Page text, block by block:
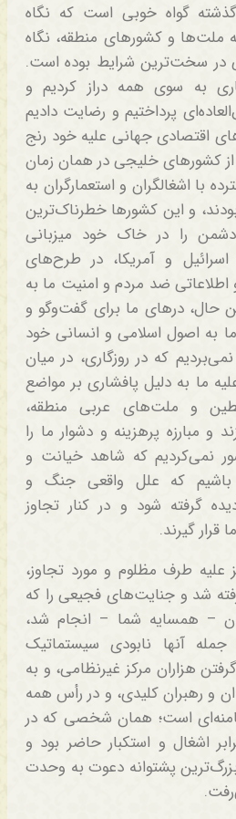
گواه خوبی است که نگاه
ملت‌ها و کشورهای منطقه، نگاه
در سخت‌ترین شرایط بوده است.
به سوی همه دراز کردیم و
پرداختیم و رضایت دادیم
اقتصادی جهانی علیه خود رنج
از کشورهای خلیجی در همان زمان
با اشغالگران و استعمارگران به
و این کشورها خطرناک‌ترین
را در خاک خود میزبانی
و آمریکا، در طرح‌های
ضد مردم و امنیت ما به
حال، درهای ما برای گفت‌وگو و
به اصول اسلامی و انسانی خود
که در روزگاری، در میان
ما به دلیل پافشاری بر مواضع
و ملت‌های عربی منطقه،
و مبارزه پرهزینه و دشوار ما را
نمی‌کردیم که شاهد خیانت و
باشیم که علل واقعی جنگ و
گرفته شود و در کنار تجاوز
قرار گیرند.
علیه طرف مظلوم و مورد تجاوز،
شد و جنایت‌های فجیعی را که
– همسایه شما – انجام شد،
آنها نابودی سیستماتیک
هزاران مرکز غیرنظامی، و به
و رهبران کلیدی، و در رأس همه
است؛ همان شخصی که در
اشغال و استکبار حاضر بود و
پشتوانه دعوت به وحدت